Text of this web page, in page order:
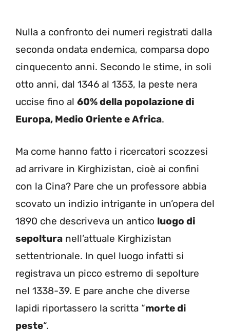
Nulla a confronto dei numeri registrati dalla
seconda ondata endemica, comparsa dopo
cinquecento anni. Secondo le stime, in soli
otto anni, dal 1346 al 1353, la peste nera
uccise fino al 60% della popolazione di
Europa, Medio Oriente e Africa.
Ma come hanno fatto i ricercatori scozzesi
ad arrivare in Kirghizistan, cioè ai confini
con la Cina? Pare che un professore abbia
scovato un indizio intrigante in un’opera del
1890 che descriveva un antico luogo di
sepoltura nell’attuale Kirghizistan
settentrionale. In quel luogo infatti si
registrava un picco estremo di sepolture
nel 1338-39. E pare anche che diverse
lapidi riportassero la scritta “morte di
peste“.